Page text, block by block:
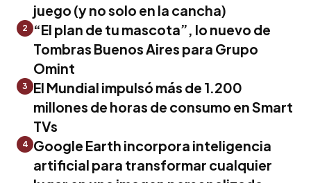
juego (y no solo en la cancha)
2
“El plan de tu mascota”, lo nuevo de
Tombras Buenos Aires para Grupo
Omint
3
El Mundial impulsó más de 1.200
millones de horas de consumo en Smart
TVs
4 Google Earth incorpora inteligencia
artificial para transformar cualquier